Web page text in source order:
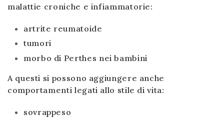
malattie croniche e infiammatorie:
artrite reumatoide
tumori
morbo di Perthes nei bambini
A questi si possono aggiungere anche
comportamenti legati allo stile di vita:
sovrappeso